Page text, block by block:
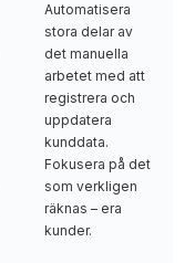
Automatisera
stora delar av
det manuella
arbetet med att
registrera och
uppdatera
kunddata.
Fokusera på det
som verkligen
räknas – era
kunder.